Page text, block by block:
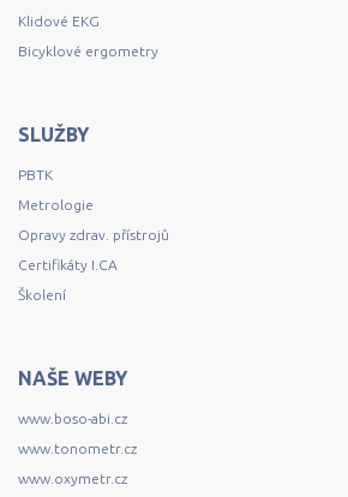
Klidové EKG
Bicyklové ergometry
SLUŽBY
PBTK
Metrologie
Opravy zdrav. přístrojů
Certifikáty I.CA
Školení
NAŠE WEBY
www.boso-abi.cz
www.tonometr.cz
www.oxymetr.cz